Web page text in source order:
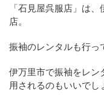
「石見屋呉服店」は
店。
振袖のレンタルも行っ
伊万里市で振袖をレン
用されるのもいいでし